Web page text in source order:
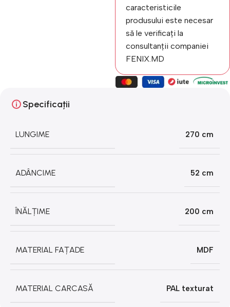
caracteristicile
produsului este necesar
să le verificați la
consultanții companiei
FENIX.MD
Specificații
LUNGIME 270 cm
ADÂNCIME 52 cm
ÎNĂLȚIME 200 cm
MATERIAL FAȚADE MDF
MATERIAL CARCASĂ PAL texturat